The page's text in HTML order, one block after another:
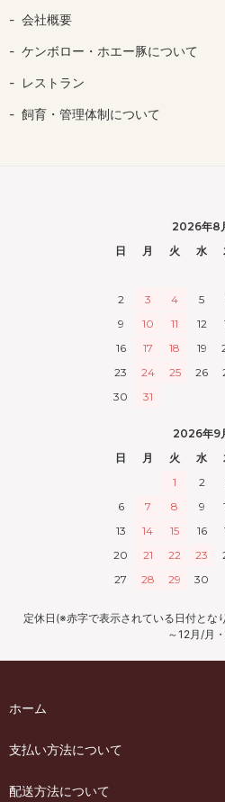
会社概要
ケンボロー・ホエー豚について
レストラン
飼育・管理体制について
2026年8
日
月 火 水
2
3 4 5
9
10 11 12
16
17 18 19
23
24 25 26
30
31
2026年9
日
月 火 水
1
2
6
7 8 9
13
14 15 16
20
21 22 23
27
28 29 30
定休日(※赤字で表示されている日付と
～12月/月
ホーム
支払い方法について
配送方法について